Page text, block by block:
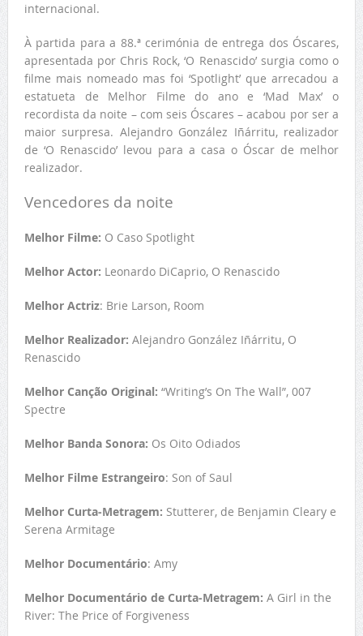
internacional.
À partida para a 88.ª cerimónia de entrega dos Óscares,
apresentada por Chris Rock, ‘O Renascido’ surgia como o
filme mais nomeado mas foi ‘Spotlight’ que arrecadou a
estatueta de Melhor Filme do ano e ‘Mad Max’ o
recordista da noite – com seis Óscares – acabou por ser a
maior surpresa. Alejandro González Iñárritu, realizador
de ‘O Renascido’ levou para a casa o Óscar de melhor
realizador.
Vencedores da noite
Melhor Filme: O Caso Spotlight
Melhor Actor: Leonardo DiCaprio, O Renascido
Melhor Actriz: Brie Larson, Room
Melhor Realizador: Alejandro González Iñárritu, O
Renascido
Melhor Canção Original: “Writing’s On The Wall”, 007
Spectre
Melhor Banda Sonora: Os Oito Odiados
Melhor Filme Estrangeiro: Son of Saul
Melhor Curta-Metragem: Stutterer, de Benjamin Cleary e
Serena Armitage
Melhor Documentário: Amy
Melhor Documentário de Curta-Metragem: A Girl in the
River: The Price of Forgiveness